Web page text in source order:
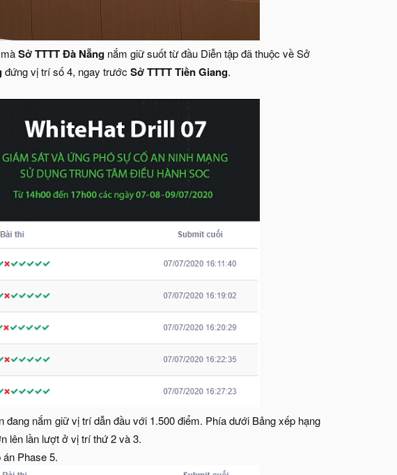
Sở TTTT Đà Nẵng nắm giữ suốt từ đầu Diễn tập đã thuộc về Sở
đứng vị trí số 4, ngay trước Sở TTTT Tiền Giang.
đang nắm giữ vị trí dẫn đầu với 1.500 điểm. Phía dưới Bảng xếp hạng
lên lần lượt ở vị trí thứ 2 và 3.
Phase 5.